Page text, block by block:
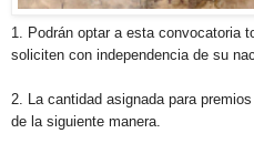
1. Podrán optar a esta convocatoria
soliciten con independencia de su
2. La cantidad asignada para
de la siguiente manera.